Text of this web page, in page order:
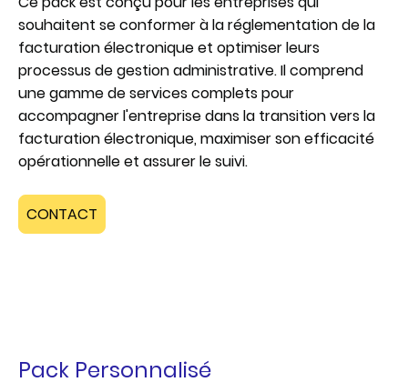
souhaitent se conformer à la réglementation de la
facturation électronique et optimiser leurs
processus de gestion administrative. Il comprend
une gamme de services complets pour
accompagner l'entreprise dans la transition vers la
facturation électronique, maximiser son efficacité
opérationnelle et assurer le suivi.
CONTACT
Pack Personnalisé